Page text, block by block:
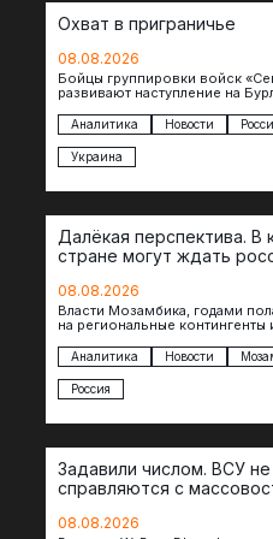
Охват в приграничье
08.08.2026
Бойцы группировки войск
развивают наступление на
теснят противника сразу на
участках, создавая угрозу
Аналитика Новости
Украина
Далёкая перспектива. В
стране могут ждать
08.08.2026
Власти Мозамбика, годами
на региональные контингенты
обращаются к российской
консультациями в…
Аналитика Новости
Россия
Задавили числом. ВСУ не
справляются с
08.08.2026